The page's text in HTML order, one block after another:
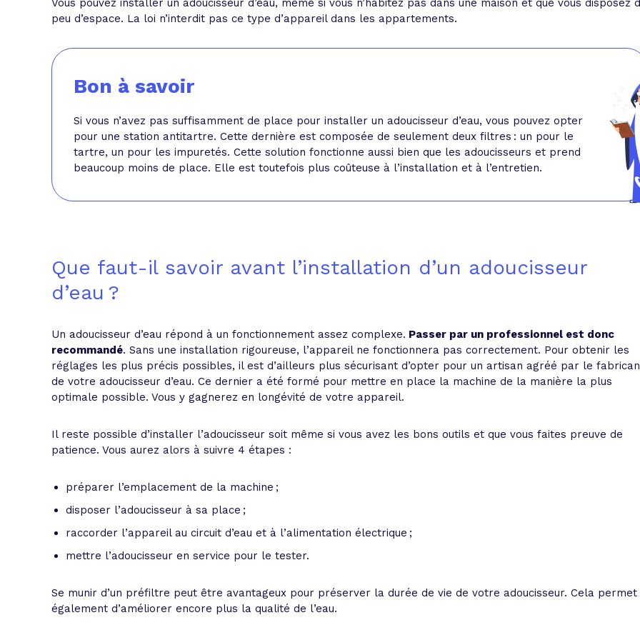
Vous pouvez installer un adoucisseur d’eau, même si vous n’habitez pas dans une maison et que vous disposez
peu d’espace. La loi n’interdit pas ce type d’appareil dans les appartements.
Bon à savoir
Si vous n’avez pas suffisamment de place pour installer un adoucisseur d’eau, vous pouvez opter
pour une station antitartre. Cette dernière est composée de seulement deux filtres : un pour le
tartre, un pour les impuretés. Cette solution fonctionne aussi bien que les adoucisseurs et prend
beaucoup moins de place. Elle est toutefois plus coûteuse à l’installation et à l’entretien.
Que faut-il savoir avant l’installation d’un adoucisseur
d’eau ?
Un adoucisseur d’eau répond à un fonctionnement assez complexe. Passer par un professionnel est donc
recommandé. Sans une installation rigoureuse, l’appareil ne fonctionnera pas correctement. Pour obtenir les
réglages les plus précis possibles, il est d’ailleurs plus sécurisant d’opter pour un artisan agréé par le
de votre adoucisseur d’eau. Ce dernier a été formé pour mettre en place la machine de la manière la plus
optimale possible. Vous y gagnerez en longévité de votre appareil.
Il reste possible d’installer l’adoucisseur soit même si vous avez les bons outils et que vous faites preuve de
patience. Vous aurez alors à suivre 4 étapes :
préparer l’emplacement de la machine ;
disposer l’adoucisseur à sa place ;
raccorder l’appareil au circuit d’eau et à l’alimentation électrique ;
mettre l’adoucisseur en service pour le tester.
Se munir d’un préfiltre peut être avantageux pour préserver la durée de vie de votre adoucisseur. Cela permet
également d’améliorer encore plus la qualité de l’eau.